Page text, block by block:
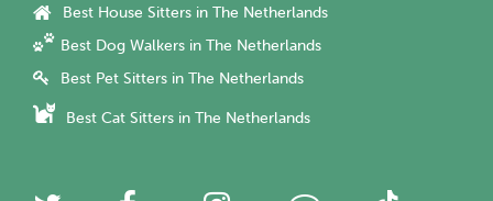
Best House Sitters in The Netherlands
Best Dog Walkers in The Netherlands
Best Pet Sitters in The Netherlands
Best Cat Sitters in The Netherlands